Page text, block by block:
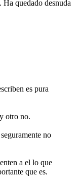
quedado desnuda
es pura
otro no.
no
a el lo que
que es.